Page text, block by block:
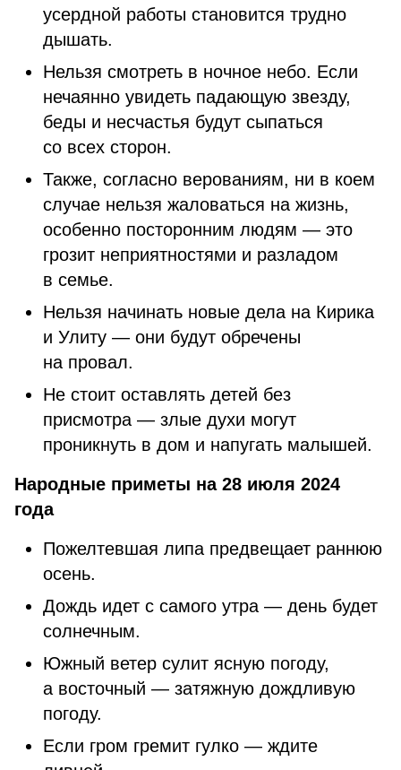
усердной работы становится трудно
дышать.
Нельзя смотреть в ночное небо. Если
нечаянно увидеть падающую звезду,
беды и несчастья будут сыпаться
со всех сторон.
Также, согласно верованиям, ни в коем
случае нельзя жаловаться на жизнь,
особенно посторонним людям — это
грозит неприятностями и разладом
в семье.
Нельзя начинать новые дела на Кирика
и Улиту — они будут обречены
на провал.
Не стоит оставлять детей без
присмотра — злые духи могут
проникнуть в дом и напугать малышей.
Народные приметы на 28 июля 2024
года
Пожелтевшая липа предвещает раннюю
осень.
Дождь идет с самого утра — день будет
солнечным.
Южный ветер сулит ясную погоду,
а восточный — затяжную дождливую
погоду.
Если гром гремит гулко — ждите